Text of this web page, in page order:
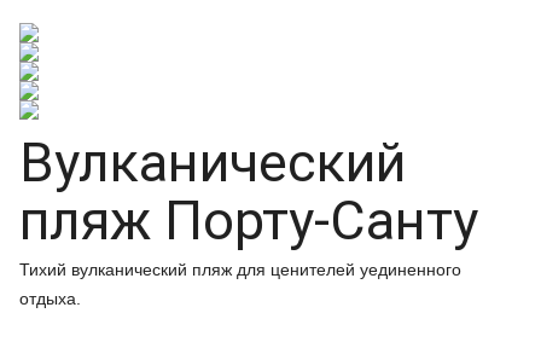
Вулканический
пляж Порту-Санту
Тихий вулканический пляж для ценителей уединенного
отдыха.